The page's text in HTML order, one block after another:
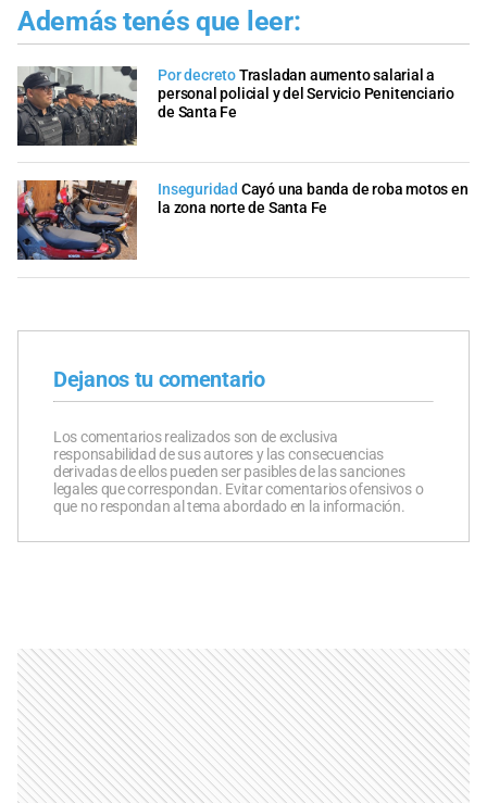
Además tenés que leer:
Por decretoTrasladan aumento salarial a
personal policial y del Servicio Penitenciario
de Santa Fe
Inseguridad Cayó una banda de roba motos en
la zona norte de Santa Fe
Dejanos tu comentario
Los comentarios realizados son de exclusiva
responsabilidad de sus autores y las consecuencias
derivadas de ellos pueden ser pasibles de las sanciones
legales que correspondan. Evitar comentarios ofensivos o
que no respondan al tema abordado en la información.